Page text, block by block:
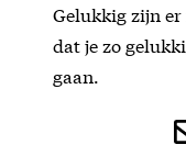
Gelukkig zijn
dat je zo
gaan.